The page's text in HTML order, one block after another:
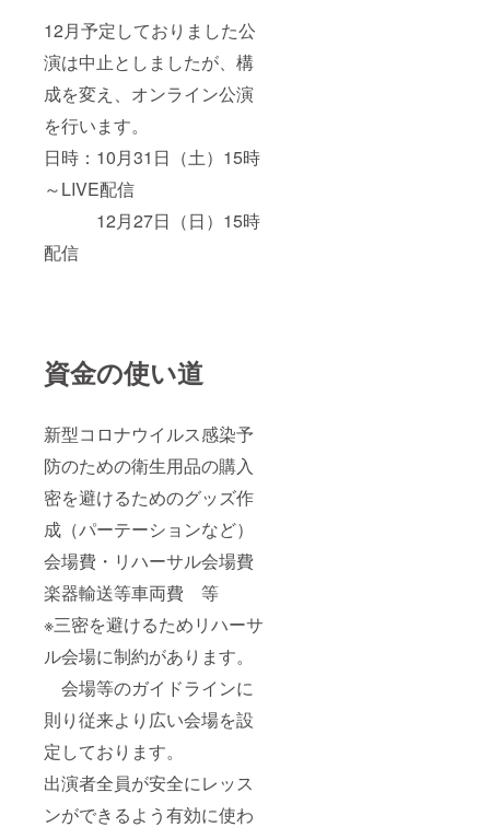
12月予定しておりました公
演は中止としましたが、構
成を変え、オンライン公演
を行います。
日時：10月31日（土）15時
～LIVE配信
12月27日（日）15時
配信
資金の使い道
新型コロナウイルス感染予
防のための衛生用品の購入
密を避けるためのグッズ作
成（パーテーションなど）
会場費・リハーサル会場費
楽器輸送等車両費 等
※三密を避けるためリハーサ
ル会場に制約があります。
会場等のガイドラインに
則り従来より広い会場を設
定しております。
出演者全員が安全にレッス
ンができるよう有効に使わ